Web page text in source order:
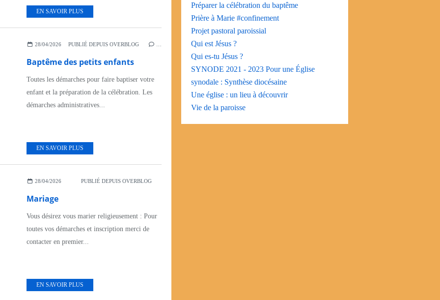
EN SAVOIR PLUS
28/04/2026 PUBLIÉ DEPUIS OVERBLOG
Baptême des petits enfants
Toutes les démarches pour faire baptiser votre
enfant et la préparation de la célébration. Les
démarches administratives...
EN SAVOIR PLUS
28/04/2026 PUBLIÉ DEPUIS OVERBLOG
Mariage
Vous désirez vous marier religieusement : Pour
toutes vos démarches et inscription merci de
contacter en premier...
EN SAVOIR PLUS
Préparer la célébration du baptême
Prière à Marie #confinement
Projet pastoral paroissial
Qui est Jésus ?
Qui es-tu Jésus ?
SYNODE 2021 - 2023 Pour une Église
synodale : Synthèse diocésaine
Une église : un lieu à découvrir
Vie de la paroisse